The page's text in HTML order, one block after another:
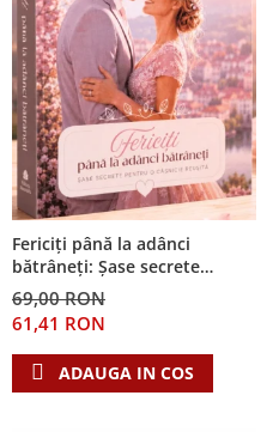
Fericiți până la adânci
bătrâneți: Șase secrete
pentru o căsnicie reușită
69,00 RON
61,41 RON
ADAUGA IN COS